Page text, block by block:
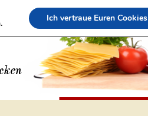
Ich vertraue Euren Cookies